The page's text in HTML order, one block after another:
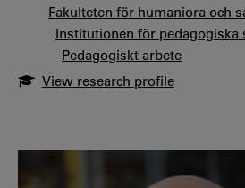
Fakulteten för humaniora och
Institutionen för pedagogiska
Pedagogiskt arbete
View research profile